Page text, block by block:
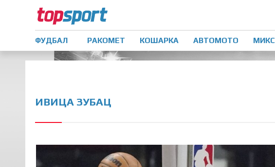
ФУДБАЛ РАКОМЕТ КОШАРКА АВТОМОТО МИКС
ИВИЦА ЗУБАЦ